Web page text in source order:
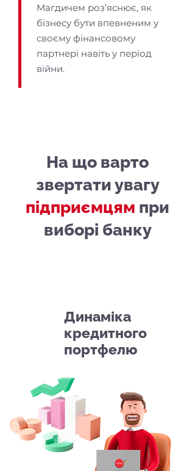
Магдичем роз’яснює, як
бізнесу бути впевненим у
своєму фінансовому
партнері навіть у період
війни.
На що варто
звертати увагу
підприємцям при
виборі банку
Динаміка
кредитного
портфелю